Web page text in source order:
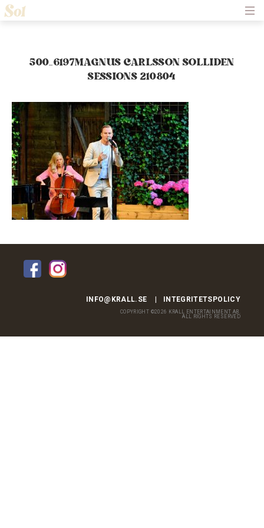
Biljetter
Servering
Nyheter
Kontakt
500_6197MAGNUS CARLSSON SOLLIDEN
SESSIONS 210804
INFO@KRALL.SE INTEGRITETSPOLICY
COPYRIGHT ©2026 KRALL ENTERTAINMENT AB.
ALL RIGHTS RESERVED